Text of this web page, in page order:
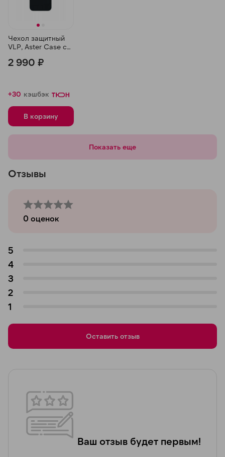
Чехол защитный
VLP, Aster Case с
iPhone 15 Pro,
2 990 ₽
+30 кэшбэк
В корзину
Показать еще
Отзывы
Ваш отзыв будет первым!
0 оценок
5
4
3
2
1
Оставить отзыв